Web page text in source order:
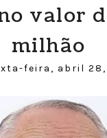
valor
milhão
feira, abril 28,